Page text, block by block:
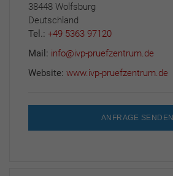
38448 Wolfsburg
Deutschland
Tel.: +49 5363 97120
Mail: info@ivp-pruefzentrum.de
Website: www.ivp-pruefzentrum.de
ANFRAGE SENDEN